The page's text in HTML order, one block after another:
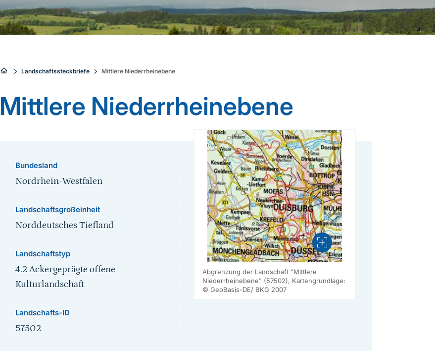
Sie
sind
hier:
Landschaftssteckbriefe Mittlere Niederrheinebene
Mittlere Niederrheinebene
Bundesland
Nordrhein-Westfalen
Landschaftsgroßeinheit
Norddeutsches Tiefland
Landschaftstyp
4.2 Ackergeprägte offene
Kulturlandschaft
Landschafts-ID
57502
Vergrößern
Abgrenzung der Landschaft "Mittlere
Niederrheinebene" (57502), Kartengrundlage:
© GeoBasis-DE/ BKG 2007